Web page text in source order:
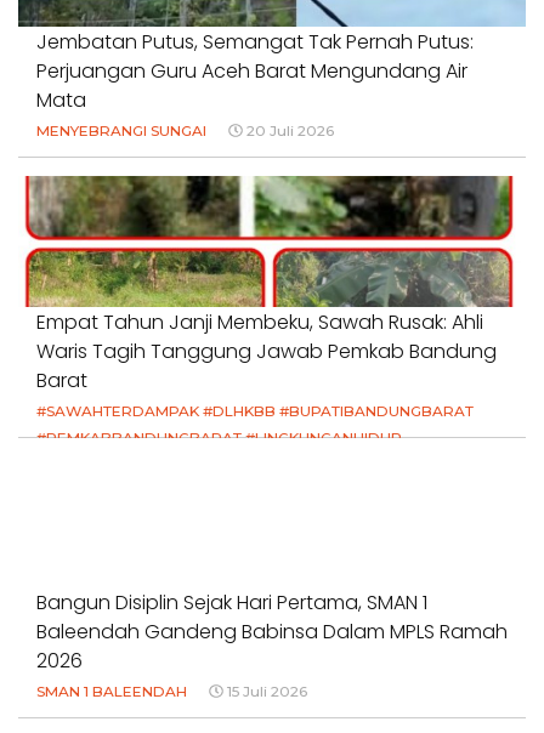
Jembatan Putus, Semangat Tak Pernah Putus:
Perjuangan Guru Aceh Barat Mengundang Air
Mata
MENYEBRANGI SUNGAI 20 Juli 2026
Empat Tahun Janji Membeku, Sawah Rusak: Ahli
Waris Tagih Tanggung Jawab Pemkab Bandung
Barat
#SAWAHTERDAMPAK #DLHKBB #BUPATIBANDUNGBARAT
#PEMKABBANDUNGBARAT #LINGKUNGANHIDUP
Bangun Disiplin Sejak Hari Pertama, SMAN 1
Baleendah Gandeng Babinsa Dalam MPLS Ramah
2026
SMAN 1 BALEENDAH 15 Juli 2026